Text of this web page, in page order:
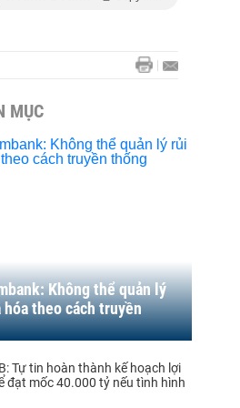
MỤC
Không thể quản lý
theo cách truyền
Tự tin hoàn thành kế hoạch lợi
đạt mốc 40.000 tỷ nếu tình hình